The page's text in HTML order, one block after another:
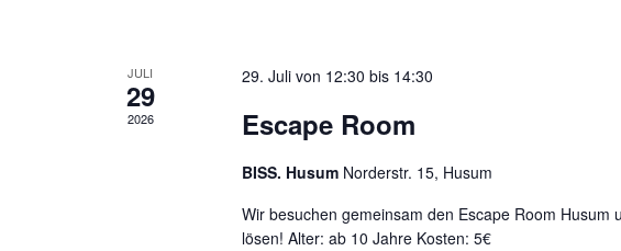
JULI
29
2026
29. Juli von 12:30 bis 14:30
Escape Room
BISS. Husum Norderstr. 15, Husum
Wir besuchen gemeinsam den Escape Room Husum
lösen! Alter: ab 10 Jahre Kosten: 5€